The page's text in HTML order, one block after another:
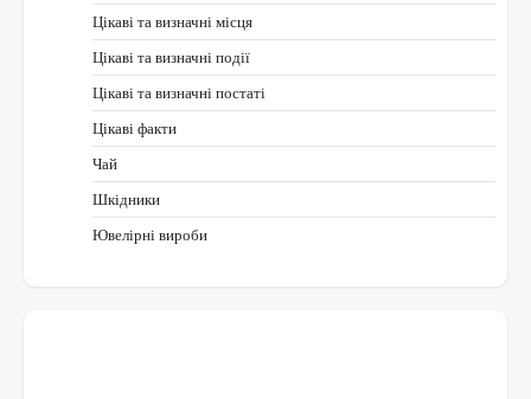
Цікаві та визначні місця
Цікаві та визначні події
Цікаві та визначні постаті
Цікаві факти
Чай
Шкідники
Ювелірні вироби